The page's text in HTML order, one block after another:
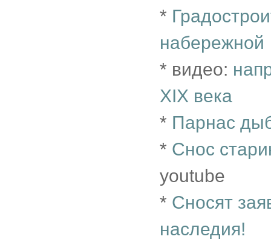
*
набережной
* видео:
XIX века
* Парнас
* Снос
youtube
* Сносят
наследия!